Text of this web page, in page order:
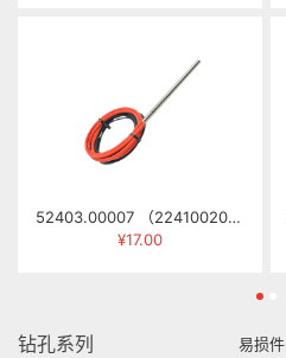
52403.00007 （22410020） 发热管 φ8×135MM 330W 415V
¥17.00
钻孔系列 易损件